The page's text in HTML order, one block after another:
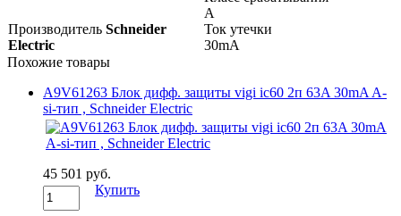
A
Ток утечки
30mA
Производитель Schneider
Electric
Похожие товары
A9V61263 Блок дифф. защиты vigi ic60 2п 63A 30mA A-
si-тип , Schneider Electric
45 501 руб.
Купить